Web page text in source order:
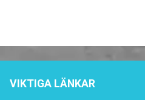
VIKTIGA LÄNKAR